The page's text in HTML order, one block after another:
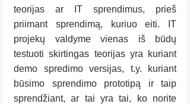
teorijas ar IT sprendimus, prieš
priimant sprendimą, kuriuo eiti. IT
projekų valdyme vienas iš būdų
testuoti skirtingas teorijas yra kuriant
demo spredimo versijas, t.y. kuriant
būsimo sprendimo prototipą ir taip
sprendžiant, ar tai yra tai, ko norite